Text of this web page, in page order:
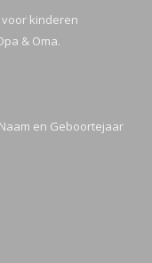
kinderen
& Oma.
en Geboortejaar